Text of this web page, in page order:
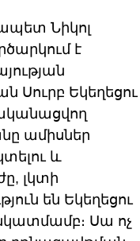
Նիկոլ
է
Սուրբ Եկեղեցու
ամիսներ
և
լկտի
են Եկեղեցու
Սա ոչ